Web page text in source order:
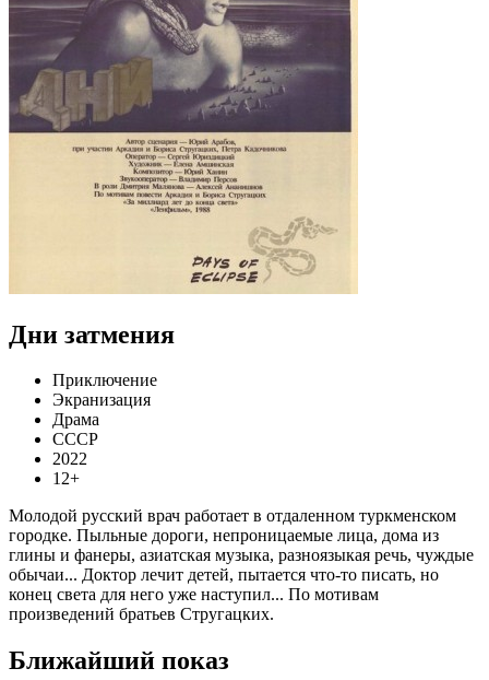
Дни затмения
Приключение
Экранизация
Драма
СССР
2022
12+
Молодой русский врач работает в отдаленном туркменском
городке. Пыльные дороги, непроницаемые лица, дома из
глины и фанеры, азиатская музыка, разноязыкая речь, чуждые
обычаи... Доктор лечит детей, пытается что-то писать, но
конец света для него уже наступил... По мотивам
произведений братьев Стругацких.
Ближайший показ